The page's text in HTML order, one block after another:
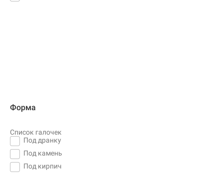
Форма
Список галочек
Под дранку
Под камень
Под кирпич